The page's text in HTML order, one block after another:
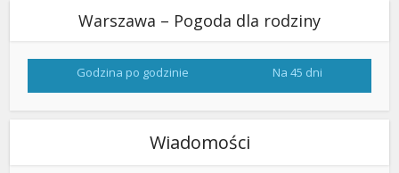
Warszawa – Pogoda dla rodziny
Godzina po godzinie Na 45 dni
Wiadomości